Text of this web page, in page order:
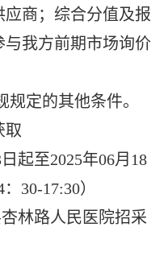
商；综合分值及报
我方前期市场询价
定的其他条件。
起至2025年06月18
30-17:30）
林路人民医院招采